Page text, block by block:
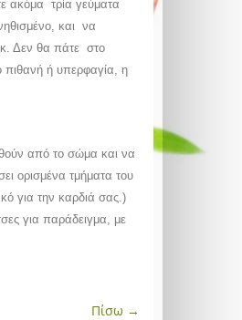
ακόμα τρία γεύματα
και να
Δεν θα πάτε στο
πιθανή ή υπερφαγία, η
από το σώμα και να
ορισμένα τμήματα του
για την καρδιά σας.)
για παράδειγμα, με
Πίσω →